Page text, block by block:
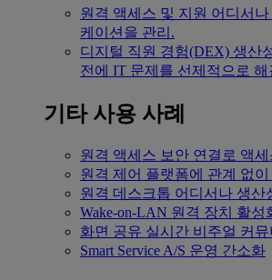
원격 액세스 및 지원 어디서나
케이션을 관리.
디지털 직원 경험(DEX) 생산
전에 IT 문제를 선제적으로 해
기타 사용 사례
원격 액세스 보안 연결로 액세
원격 제어 플랫폼에 관계 없이
원격 데스크톱 어디서나 생산
Wake-on-LAN 원격 장치 활성
화면 공유 실시간 비주얼 커뮤
Smart Service A/S 운영 간소화